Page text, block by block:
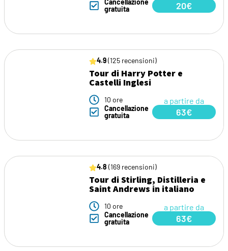
gratuita
20€
4.9(125 recensioni)
Tour di Harry Potter e
Castelli Inglesi
10 ore
Cancellazione
gratuita
a partire da
63€
4.8 (169 recensioni)
Tour di Stirling, Distilleria e
Saint Andrews in italiano
10 ore
Cancellazione
gratuita
a partire da
63€